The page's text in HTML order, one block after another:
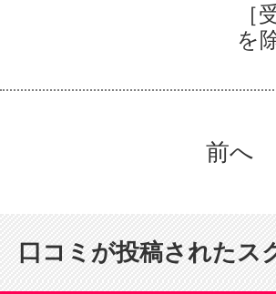
［
を
前へ
口コミが投稿されたス